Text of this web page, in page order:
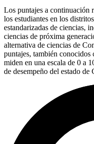
Los puntajes a continuación
los estudiantes en los
estandarizadas de ciencias,
ciencias de próxima
alternativa de ciencias de
puntajes, también
miden en una escala de 0 a
de desempeño del estado